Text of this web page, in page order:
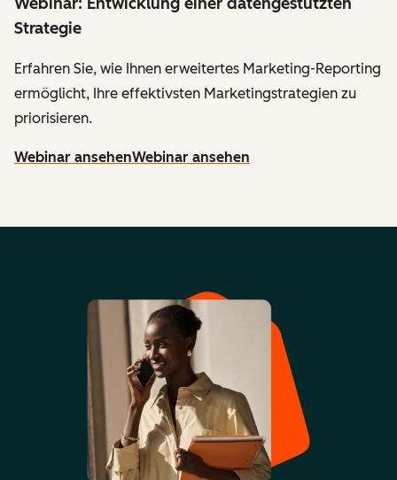
Strategie
Erfahren Sie, wie Ihnen erweitertes Marketing-Reporting
ermöglicht, Ihre effektivsten Marketingstrategien zu
priorisieren.
Webinar ansehenWebinar ansehen